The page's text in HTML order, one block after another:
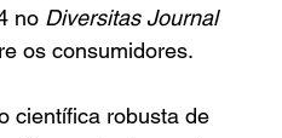
no Diversitas Journal
os consumidores.
científica robusta de